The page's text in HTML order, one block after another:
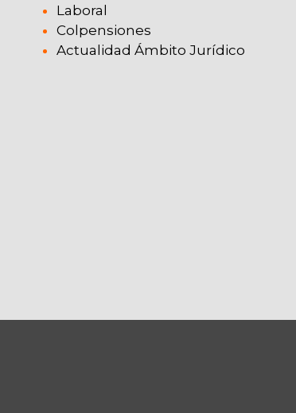
Laboral
Colpensiones
Actualidad Ámbito Jurídico